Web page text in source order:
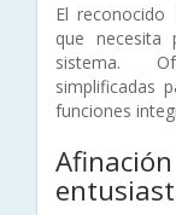
El reconocido
que necesita
sistema.
simplificadas
funciones